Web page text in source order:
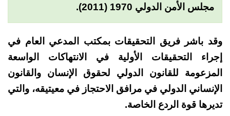
مجلس الأمن الدولي 1970 (2011).
وقد باشر فريق التحقيقات بمكتب المدعي العام في
إجراء التحقيقات الأولية في الانتهاكات الواسعة
المزعومة للقانون الدولي لحقوق الإنسان والقانون
الإنساني الدولي في مرافق الاحتجاز في معيتيقه، والتي
تديرها قوة الردع الخاصة.